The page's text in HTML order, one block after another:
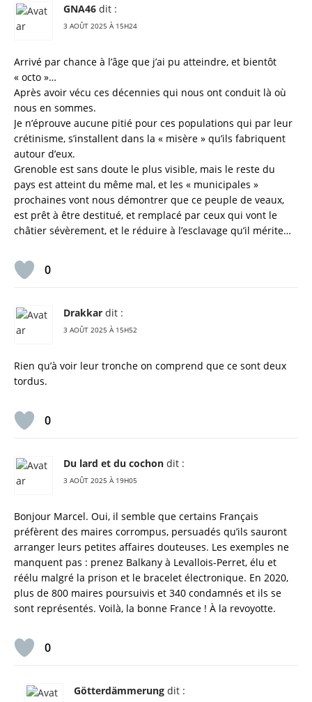
GNA46 dit :
3 AOÛT 2025 À 15H24
Arrivé par chance à l’âge que j’ai pu atteindre, et bientôt
« octo »…
Après avoir vécu ces décennies qui nous ont conduit là où
nous en sommes.
Je n’éprouve aucune pitié pour ces populations qui par leur
crétinisme, s’installent dans la « misère » qu’ils fabriquent
autour d’eux.
Grenoble est sans doute le plus visible, mais le reste du
pays est atteint du même mal, et les « municipales »
prochaines vont nous démontrer que ce peuple de veaux,
est prêt à être destitué, et remplacé par ceux qui vont le
châtier sévèrement, et le réduire à l’esclavage qu’il mérite…
0
Drakkar dit :
3 AOÛT 2025 À 15H52
Rien qu’à voir leur tronche on comprend que ce sont deux
tordus.
0
Du lard et du cochon dit :
3 AOÛT 2025 À 19H05
Bonjour Marcel. Oui, il semble que certains Français
préfèrent des maires corrompus, persuadés qu’ils sauront
arranger leurs petites affaires douteuses. Les exemples ne
manquent pas : prenez Balkany à Levallois-Perret, élu et
réélu malgré la prison et le bracelet électronique. En 2020,
plus de 800 maires poursuivis et 340 condamnés et ils se
sont représentés. Voilà, la bonne France ! À la revoyotte.
0
Götterdämmerung dit :